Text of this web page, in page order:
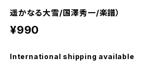
遥かなる大雪/国澤秀一/楽譜）
¥990
International shipping available